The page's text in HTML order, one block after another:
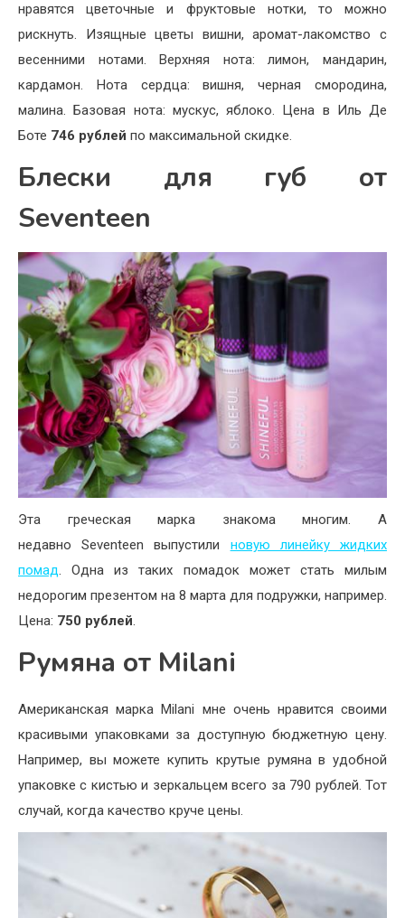
нравятся цветочные и фруктовые нотки, то можно
рискнуть. Изящные цветы вишни, аромат-лакомство с
весенними нотами. Верхняя нота: лимон, мандарин,
кардамон. Нота сердца: вишня, черная смородина,
малина. Базовая нота: мускус, яблоко. Цена в Иль Де
Боте 746 рублей по максимальной скидке.
Блески для губ от
Seventeen
Эта греческая марка знакома многим. А
недавно Seventeen выпустили новую линейку жидких
помад. Одна из таких помадок может стать милым
недорогим презентом на 8 марта для подружки, например.
Цена: 750 рублей.
Румяна от Milani
Американская марка Milani мне очень нравится своими
красивыми упаковками за доступную бюджетную цену.
Например, вы можете купить крутые румяна в удобной
упаковке с кистью и зеркальцем всего за 790 рублей. Тот
случай, когда качество круче цены.